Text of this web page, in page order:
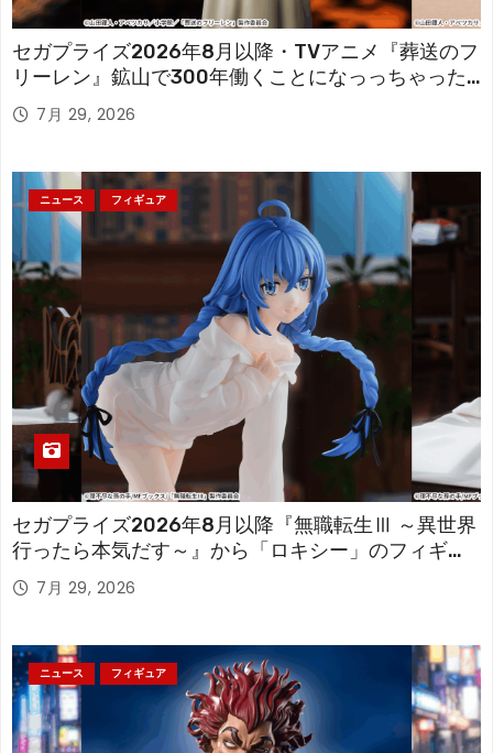
セガプライズ2026年8月以降・TVアニメ『葬送のフ
リーレン』鉱山で300年働くことになっっちゃった
「フリーレン」を立体化！
7月 29, 2026
ニュース フィギュア
セガプライズ2026年8月以降『無職転生Ⅲ ～異世界
行ったら本気だす～』から「ロキシー」のフィギュ
アが登場！
7月 29, 2026
ニュース フィギュア